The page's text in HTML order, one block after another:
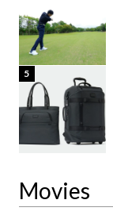
5
Movies